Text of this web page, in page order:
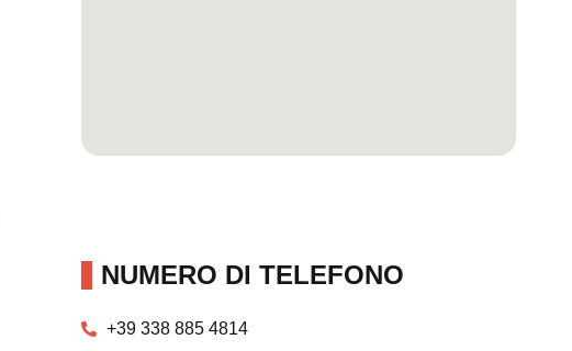
NUMERO DI TELEFONO
+39 338 885 4814